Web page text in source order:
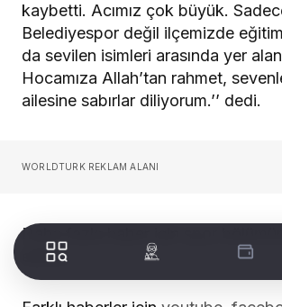
kaybetti. Acımız çok büyük.
Belediyespor değil ilçemizde eğitim
da sevilen isimleri arasında yer alan
Hocamıza Allah’tan rahmet,
ailesine sabırlar diliyorum.’’ dedi.
WORLDTURK REKLAM ALANI
Daha fazla haber için
ediniz…